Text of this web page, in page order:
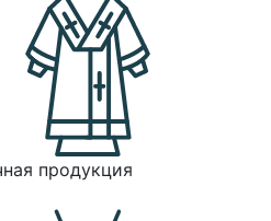
продукция